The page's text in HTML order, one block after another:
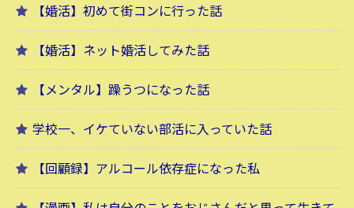
【婚活】初めて街コンに行った話
【婚活】ネット婚活してみた話
【メンタル】躁うつになった話
学校一、イケていない部活に入っていた話
【回顧録】アルコール依存症になった私